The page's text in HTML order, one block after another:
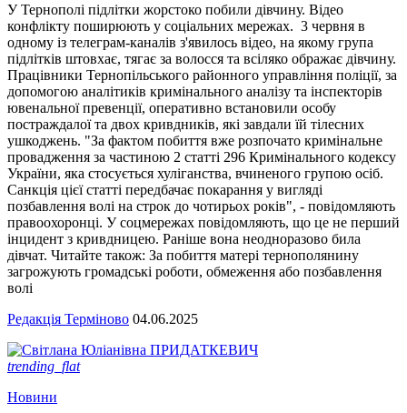
У Тернополі підлітки жорстоко побили дівчину. Відео
конфлікту поширюють у соціальних мережах. 3 червня в
одному із телеграм-каналів з'явилось відео, на якому група
підлітків штовхає, тягає за волосся та всіляко ображає дівчину.
Працівники Тернопільського районного управління поліції, за
допомогою аналітиків кримінального аналізу та інспекторів
ювенальної превенції, оперативно встановили особу
постраждалої та двох кривдників, які завдали їй тілесних
ушкоджень. "За фактом побиття вже розпочато кримінальне
провадження за частиною 2 статті 296 Кримінального кодексу
України, яка стосується хуліганства, вчиненого групою осіб.
Санкція цієї статті передбачає покарання у вигляді
позбавлення волі на строк до чотирьох років", - повідомляють
правоохоронці. У соцмережах повідомляють, що це не перший
інцидент з кривдницею. Раніше вона неодноразово била
дівчат. Читайте також: За побиття матері тернополянину
загрожують громадські роботи, обмеження або позбавлення
волі
Редакція Терміново 04.06.2025
trending_flat
Новини